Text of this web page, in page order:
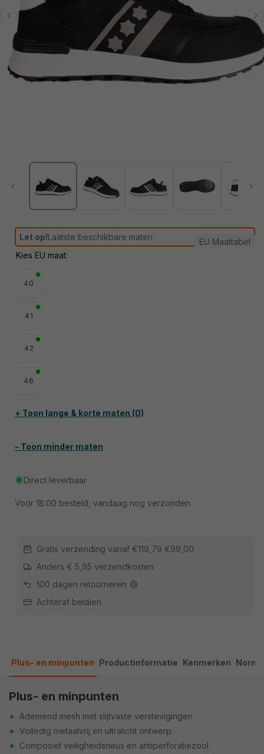
openen
modaal
Let op!Laatste beschikbare maten
Kies EU maat:
EU Maattabel
40
41
42
46
+ Toon lange & korte maten (0)
- Toon minder maten
Direct leverbaar
Voor 18:00 besteld, vandaag nog verzonden
Gratis verzending vanaf €119,79 €99,00
Anders € 5,95 verzendkosten
100 dagen retourneren
Achteraf betalen
Plus- en minpunten Productinformatie Kenmerken
Plus- en minpunten
+ Ademend mesh met slijtvaste verstevigingen
+ Volledig metaalvrij en ultralicht ontwerp
+ Composiet veiligheidsneus en antiperforatiezool